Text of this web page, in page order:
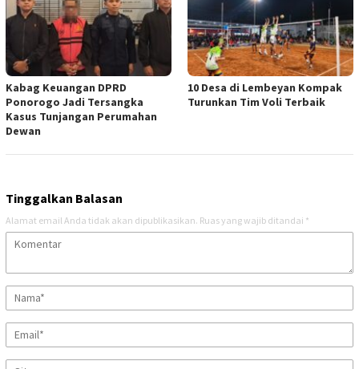
Kabag Keuangan DPRD
Ponorogo Jadi Tersangka
Kasus Tunjangan Perumahan
Dewan
10 Desa di Lembeyan Kompak
Turunkan Tim Voli Terbaik
Tinggalkan Balasan
Alamat email Anda tidak akan dipublikasikan. Ruas yang wajib ditandai *